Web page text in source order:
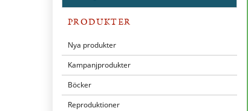
PRODUKTER
Nya produkter
Kampanjprodukter
Böcker
Reproduktioner